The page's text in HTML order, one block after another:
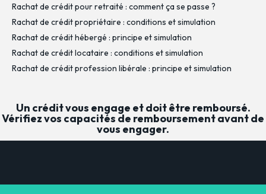
Rachat de crédit pour retraité : comment ça se passe ?
Rachat de crédit propriétaire : conditions et simulation
Rachat de crédit hébergé : principe et simulation
Rachat de crédit locataire : conditions et simulation
Rachat de crédit profession libérale : principe et simulation
Un crédit vous engage et doit être remboursé.
Vérifiez vos capacités de remboursement avant de
vous engager.